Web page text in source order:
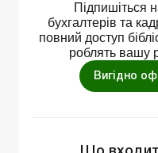
Підпишіться
бухгалтерів та
повний доступ
роблять вашу
Вигідно